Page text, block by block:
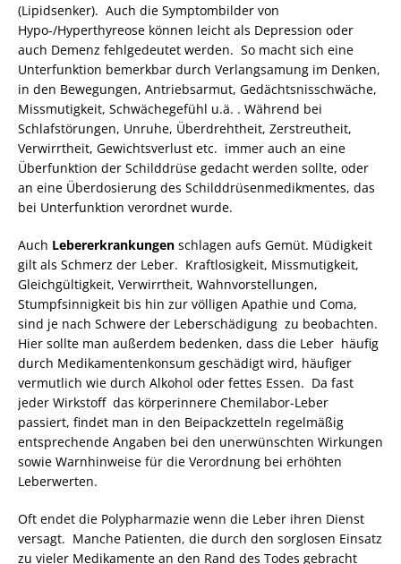
(Lipidsenker). Auch die Symptombilder von
Hypo-/Hyperthyreose können leicht als Depression oder
auch Demenz fehlgedeutet werden. So macht sich eine
Unterfunktion bemerkbar durch Verlangsamung im Denken,
in den Bewegungen, Antriebsarmut, Gedächtsnisschwäche,
Missmutigkeit, Schwächegefühl u.ä. . Während bei
Schlafstörungen, Unruhe, Überdrehtheit, Zerstreutheit,
Verwirrtheit, Gewichtsverlust etc. immer auch an eine
Überfunktion der Schilddrüse gedacht werden sollte, oder
an eine Überdosierung des Schilddrüsenmedikmentes, das
bei Unterfunktion verordnet wurde.
Auch Lebererkrankungen schlagen aufs Gemüt. Müdigkeit
gilt als Schmerz der Leber. Kraftlosigkeit, Missmutigkeit,
Gleichgültigkeit, Verwirrtheit, Wahnvorstellungen,
Stumpfsinnigkeit bis hin zur völligen Apathie und Coma,
sind je nach Schwere der Leberschädigung zu beobachten.
Hier sollte man außerdem bedenken, dass die Leber häufig
durch Medikamentenkonsum geschädigt wird, häufiger
vermutlich wie durch Alkohol oder fettes Essen. Da fast
jeder Wirkstoff das körperinnere Chemilabor-Leber
passiert, findet man in den Beipackzetteln regelmäßig
entsprechende Angaben bei den unerwünschten Wirkungen
sowie Warnhinweise für die Verordnung bei erhöhten
Leberwerten.
Oft endet die Polypharmazie wenn die Leber ihren Dienst
versagt. Manche Patienten, die durch den sorglosen Einsatz
zu vieler Medikamente an den Rand des Todes gebracht